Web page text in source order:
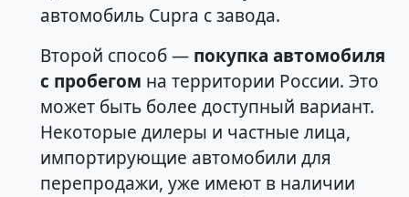
автомобиль Cupra с завода.
Второй способ — покупка автомобиля
с пробегом на территории России. Это
может быть более доступный вариант.
Некоторые дилеры и частные лица,
импортирующие автомобили для
перепродажи, уже имеют в наличии